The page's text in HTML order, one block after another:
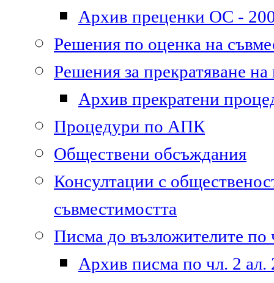
Архив преценки ОС -
Решения по оценка на
Решения за прекратяване
Архив прекратени
Процедури по АПК
Обществени обсъждания
Консултации с
съвместимостта
Писма до възложителите по
Архив писма по чл. 2 ал.